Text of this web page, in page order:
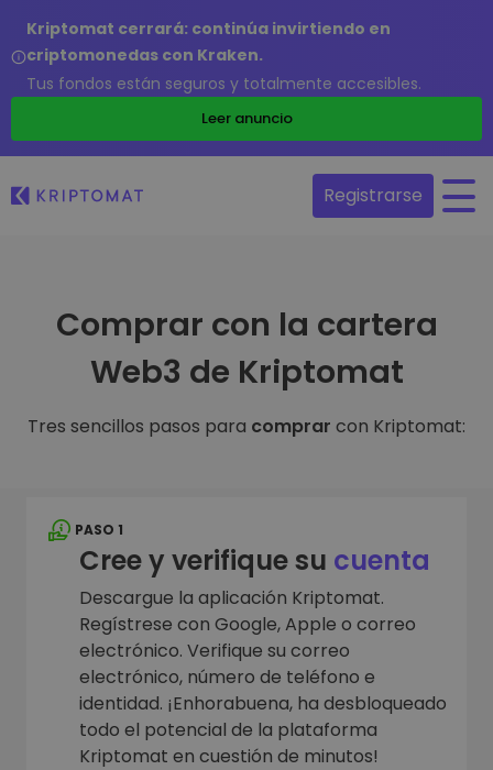
Kriptomat cerrará: continúa invirtiendo en
criptomonedas con Kraken.
Tus fondos están seguros y totalmente accesibles.
Leer anuncio
Registrarse
Comprar con la cartera
Web3 de Kriptomat
Tres sencillos pasos para comprar con Kriptomat:
PASO 1
Cree y verifique su cuenta
Descargue la aplicación Kriptomat.
Regístrese con Google, Apple o correo
electrónico. Verifique su correo
electrónico, número de teléfono e
identidad. ¡Enhorabuena, ha desbloqueado
todo el potencial de la plataforma
Kriptomat en cuestión de minutos!